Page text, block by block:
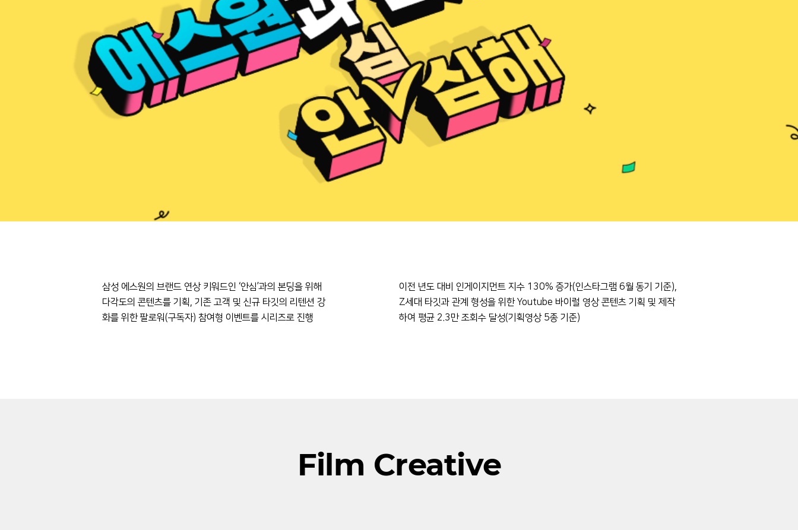
삼성 에스원의 브랜드 연상 키워드인 ‘안심’과의 본딩을 위해
다각도의 콘텐츠를 기획, 기존 고객 및 신규 타깃의 리텐션 강
화를 위한 팔로워(구독자) 참여형 이벤트를 시리즈로 진행
이전 년도 대비 인게이지먼트 지수 130% 증가(인스타그램 6월 동기 기준),
Z세대 타깃과 관계 형성을 위한 Youtube 바이럴 영상 콘텐츠 기획 및 제작
하여 평균 2.3만 조회수 달성(기획영상 5종 기준)
Film Creative